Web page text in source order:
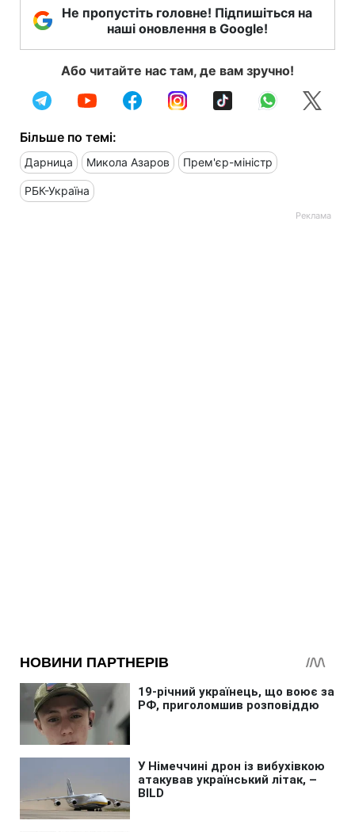
Не пропустіть головне! Підпишіться на
наші оновлення в Google!
Або читайте нас там, де вам зручно!
Більше по темі:
Дарница Микола Азаров Прем'єр-міністр
РБК-Україна